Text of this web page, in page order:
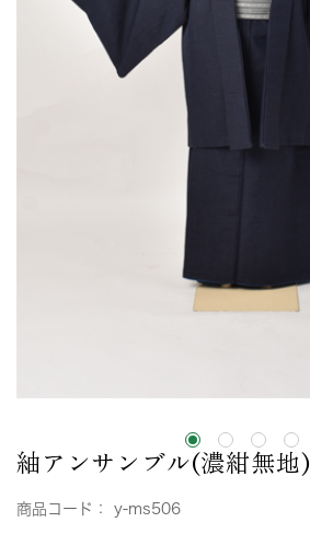
紬アンサンブル(濃紺無地)
商品コード： y-ms506